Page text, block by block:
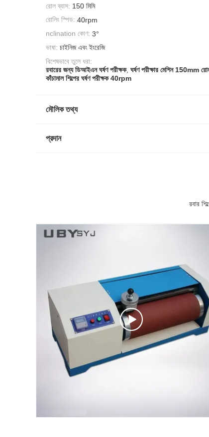
রোল ব্যাস: 150 মিমি
রোলিং স্পিড: 40rpm
nclination কোণ: 3°
ভাষা: চাইনিজ এবং ইংরেজি
বিশেষভাবে তুলে ধরা:
রবারের জন্য ডিআইএন ঘর্ষণ পরীক্ষক, ঘর্ষণ পরীক্ষার মেশিন 150mm
কাঁচামাল শিল্পের ঘর্ষণ পরীক্ষক 40rpm
মৌলিক তথ্য
প্রদান
রবার